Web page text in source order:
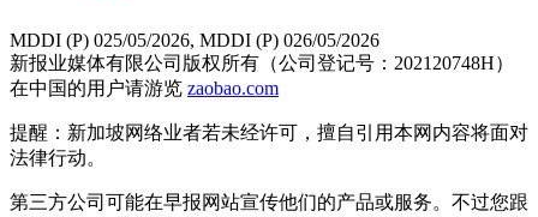
MDDI (P) 025/05/2026, MDDI (P) 026/05/2026
新报业媒体有限公司版权所有（公司登记号：202120748H）
在中国的用户请游览 zaobao.com
提醒：新加坡网络业者若未经许可，擅自引用本网内容将面对
法律行动。
第三方公司可能在早报网站宣传他们的产品或服务。不过您跟